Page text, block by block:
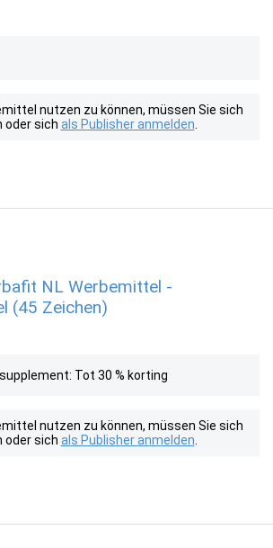
nutzen zu können, müssen Sie sich
oder sich als Publisher anmelden
NL Werbemittel -
(45 Zeichen)
Tot 30 % korting
nutzen zu können, müssen Sie sich
oder sich als Publisher anmelden